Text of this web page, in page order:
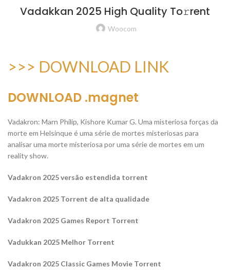
Vadakkan 2025 High Quality To𝚛rent
Woocom
>>> DOWNLOAD LINK
DOWNLOAD .magnet
Vadakron: Marn Philip, Kishore Kumar G. Uma misteriosa forças da
morte em Helsinque é uma série de mortes misteriosas para
analisar uma morte misteriosa por uma série de mortes em um
reality show.
Vadakron 2025 versão estendida torrent
Vadakron 2025 Torrent de alta qualidade
Vadakron 2025 Games Report Torrent
Vadukkan 2025 Melhor Torrent
Vadakron 2025 Classic Games Movie Torrent